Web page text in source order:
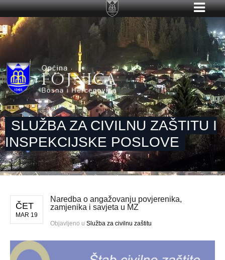
SLUŽBA ZA CIVILNU ZAŠTITU I
INSPEKCIJSKE POSLOVE
ČET
MAR 19
Naredba o angažovanju povjerenika,
zamjenika i savjeta u MZ
Objavljeno u Služba za civilnu zaštitu